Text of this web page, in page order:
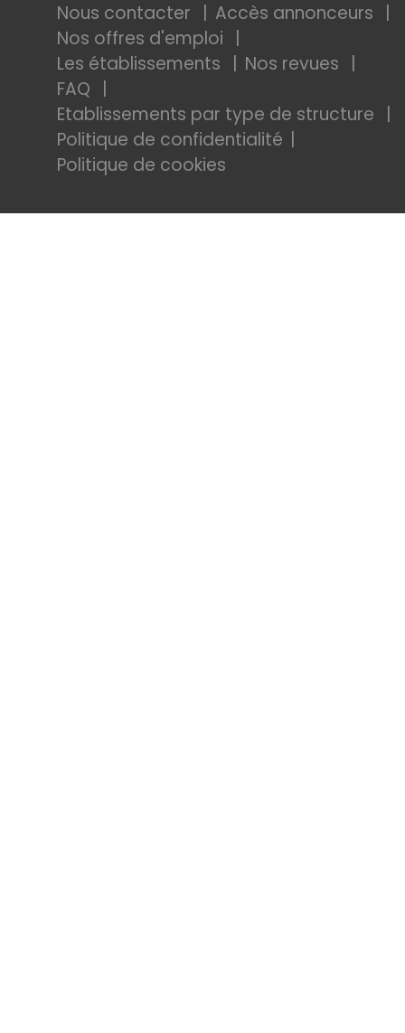
Nous contacter
Accès annonceurs
Nos offres d'emploi
Les établissements
Nos revues
FAQ
Etablissements par type de structure
Politique de confidentialité
Politique de cookies